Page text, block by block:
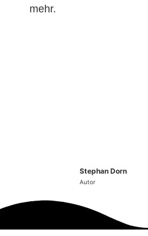
mehr.
Stephan Dorn
Autor